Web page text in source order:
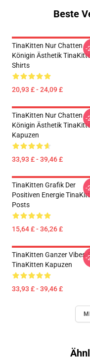
Beste
TinaKitten Nur Chatten
Königin Ästhetik
Shirts
20,93 £ - 24,09 £
-
TinaKitten Nur Chatten
Königin Ästhetik
Kapuzen
33,93 £ - 39,46 £
-
TinaKitten Grafik Der
Positiven Energie
Posts
15,64 £ - 36,26 £
-
TinaKitten Ganzer Vibes-
TinaKitten Kapuzen
33,93 £ - 39,46 £
-